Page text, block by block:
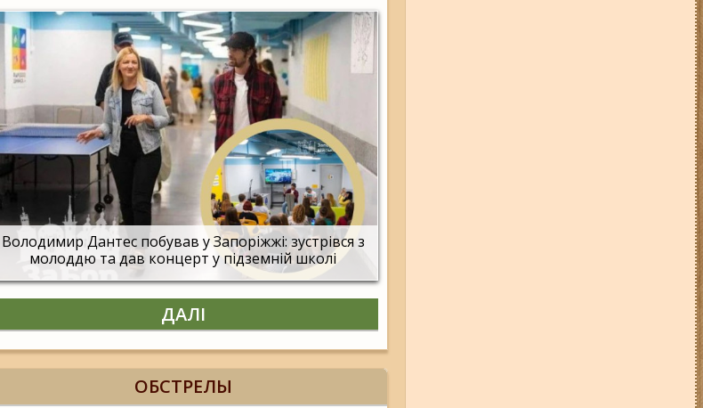
Володимир Дантес побував у Запоріжжі: зустрівся з
молоддю та дав концерт у підземній школі
ДАЛІ
ОБСТРЕЛЫ